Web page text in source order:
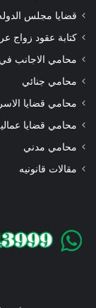
قضايا مجلس
كتابة عقود زواج
محامي الاجانب
محامي جنائي
محامي قضايا
محامي قضايا
محامي مدني
مقالات قانونيه